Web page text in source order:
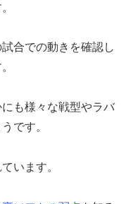
合での動きを確認し
も様々な戦型やラバ
です。
います。